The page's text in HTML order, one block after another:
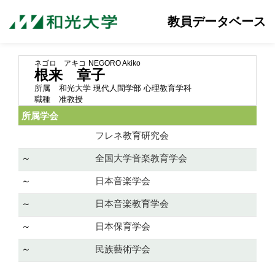
教員データベース
ネゴロ アキコ NEGORO Akiko
根来 章子
所属
和光大学 現代人間学部 心理教育学科
職種
准教授
所属学会
フレネ教育研究会
～ 全国大学音楽教育学会
～ 日本音楽学会
～ 日本音楽教育学会
～ 日本保育学会
～ 民族藝術学会